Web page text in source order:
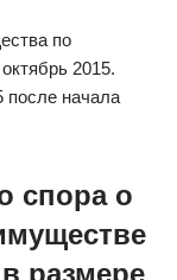
по
2015.
после начала
спора о
размере